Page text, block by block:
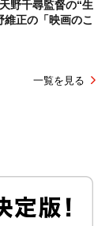
野千尋監督の“生
正の「映画のこ
一覧を見る